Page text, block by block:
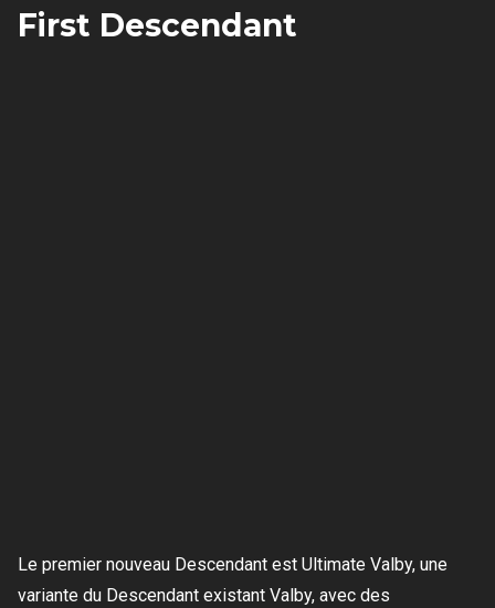
First Descendant
Le premier nouveau Descendant est Ultimate Valby, une
variante du Descendant existant Valby, avec des